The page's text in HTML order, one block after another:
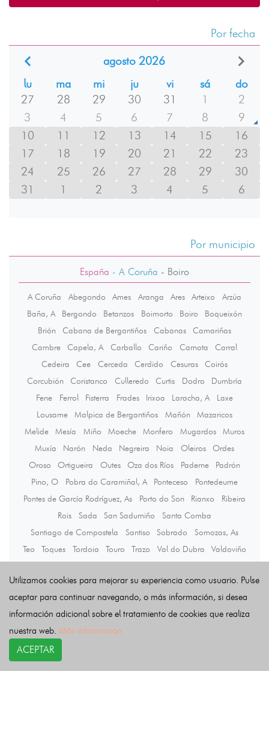
Por fecha
agosto 2026
lu
ma mi ju vi sá
do
27
28 29 30 31 1
2
3
4 5 6 7 8
9
10
11 12 13 14 15
16
17
18 19 20 21 22
23
24
25 26 27 28 29
30
31
1 2 3 4 5 6
Por municipio
España - A Coruña - Boiro
A Coruña Abegondo Ames Aranga Ares Arteixo
Arzúa
Baña, A
Bergondo Betanzos Boimorto Boiro
Boqueixón
Brión
Cabana de Bergantiños Cabanas
Camariñas
Cambre
Capela, A Carballo Cariño Carnota
Carral
Cedeira
Cee Cerceda Cerdido Cesuras
Coirós
Corcubión
Coristanco Culleredo Curtis Dodro
Dumbría
Fene
Ferrol Fisterra Frades Irixoa Laracha, A
Laxe
Lousame
Malpica de Bergantiños Mañón
Mazaricos
Melide
Mesía Miño Moeche Monfero Mugardos
Muros
Muxía
Narón Neda Negreira Noia Oleiros
Ordes
Oroso
Ortigueira Outes Oza dos Ríos Paderne
Padrón
Pino, O
Pobra do Caramiñal, A Ponteceso
Pontedeume
Pontes de García Rodríguez, As
Porto do Son Rianxo
Ribeira
Rois
Sada San Sadurniño
Santa Comba
Santiago de Compostela
Santiso Sobrado
Somozas, As
Teo
Toques Tordoia Touro Trazo Val do Dubra
Valdoviño
Últimas noticias
Utilizamos cookies para mejorar su experiencia como usuario. Pulse
aceptar para continuar navegando, o más información, si desea
información adicional sobre el tratamiento de cookies que realiza
nuestra web. Más información
ACEPTAR